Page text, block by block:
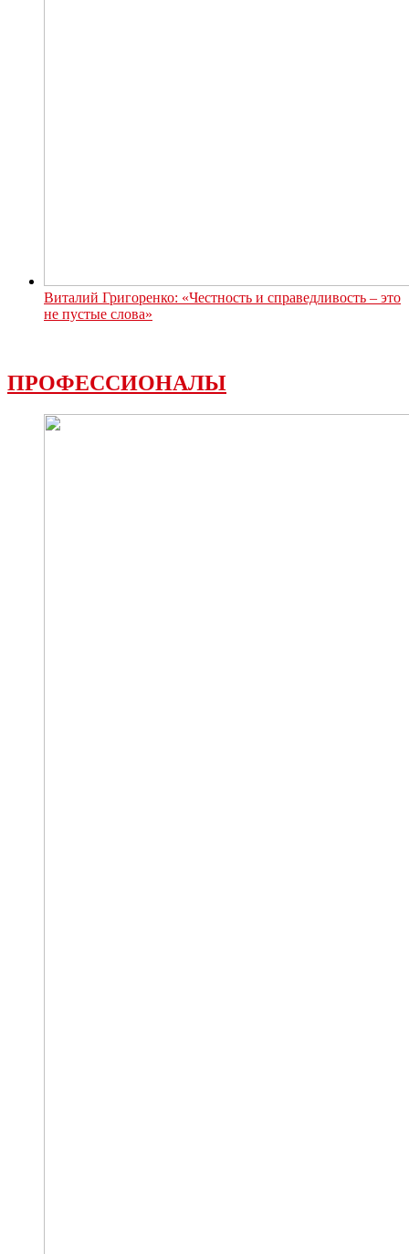
Виталий Григоренко: «Честность и справедливость – это
не пустые слова»
ПРОФЕССИОНАЛЫ